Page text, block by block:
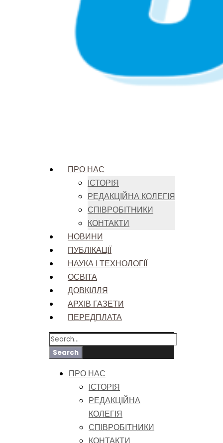
ПРО НАС
ІСТОРІЯ
РЕДАКЦІЙНА КОЛЕГІЯ
СПІВРОБІТНИКИ
КОНТАКТИ
НОВИНИ
ПУБЛІКАЦІЇ
НАУКА І ТЕХНОЛОГІЇ
ОСВІТА
ДОВКІЛЛЯ
АРХІВ ГАЗЕТИ
ПЕРЕДПЛАТА
ПРО НАС
ІСТОРІЯ
РЕДАКЦІЙНА
КОЛЕГІЯ
СПІВРОБІТНИКИ